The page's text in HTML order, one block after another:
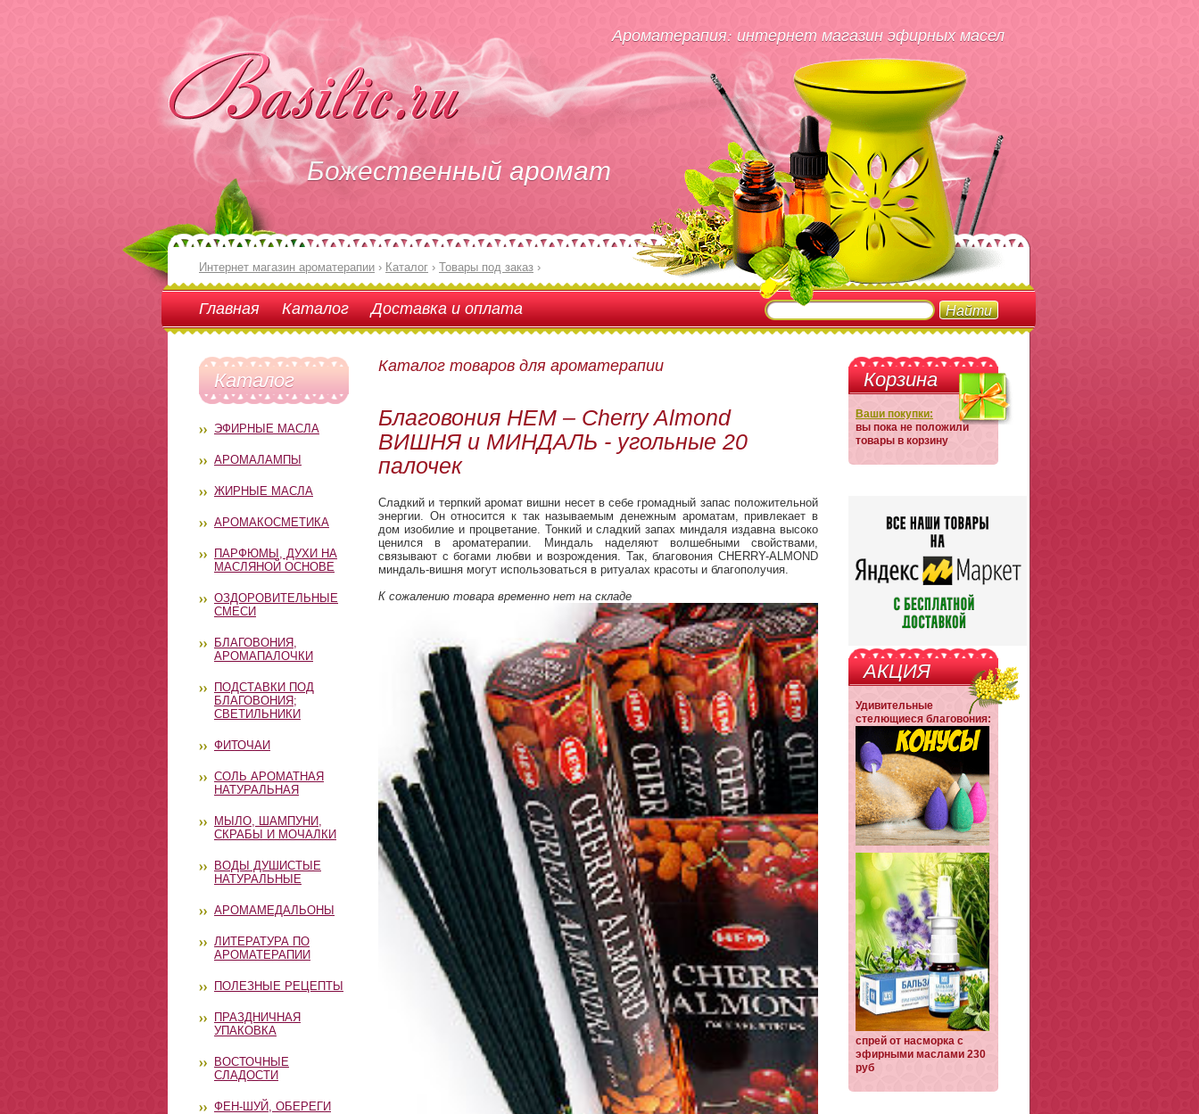
Божественный аромат
Ароматерапия: интернет магазин эфирных масел
Интернет магазин ароматерапии › Каталог › Товары под заказ ›
Главная Каталог Доставка и оплата
Каталог
ЭФИРНЫЕ МАСЛА
АРОМАЛАМПЫ
ЖИРНЫЕ МАСЛА
АРОМАКОСМЕТИКА
ПАРФЮМЫ, ДУХИ НА
МАСЛЯНОЙ ОСНОВЕ
ОЗДОРОВИТЕЛЬНЫЕ
СМЕСИ
БЛАГОВОНИЯ,
АРОМАПАЛОЧКИ
ПОДСТАВКИ ПОД
БЛАГОВОНИЯ;
СВЕТИЛЬНИКИ
ФИТОЧАИ
СОЛЬ АРОМАТНАЯ
НАТУРАЛЬНАЯ
МЫЛО, ШАМПУНИ,
СКРАБЫ И МОЧАЛКИ
ВОДЫ ДУШИСТЫЕ
НАТУРАЛЬНЫЕ
АРОМАМЕДАЛЬОНЫ
ЛИТЕРАТУРА ПО
АРОМАТЕРАПИИ
ПОЛЕЗНЫЕ РЕЦЕПТЫ
ПРАЗДНИЧНАЯ
УПАКОВКА
ВОСТОЧНЫЕ
СЛАДОСТИ
ФЕН-ШУЙ, ОБЕРЕГИ
Каталог товаров для ароматерапии
Благовония HEM – Cherry Almond
ВИШНЯ и МИНДАЛЬ - угольные 20
палочек
Сладкий и терпкий аромат вишни несет в себе громадный запас положительной
энергии. Он относится к так называемым денежным ароматам, привлекает в
дом изобилие и процветание. Тонкий и сладкий запах миндаля издавна высоко
ценился в ароматерапии. Миндаль наделяют волшебными свойствами,
связывают с богами любви и возрождения. Так, благовония CHERRY-ALMOND
миндаль-вишня могут использоваться в ритуалах красоты и благополучия.
К сожалению товара временно нет на складе
Корзина
Ваши покупки:
вы пока не положили
товары в корзину
АКЦИЯ
Удивительные
стелющиеся благовония:
спрей от насморка с
эфирными маслами 230
руб